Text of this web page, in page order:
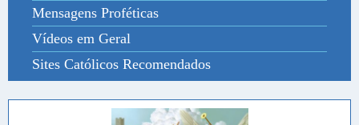
Mensagens Proféticas
Vídeos em Geral
Sites Católicos Recomendados